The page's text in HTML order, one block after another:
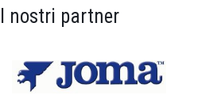
I nostri partner